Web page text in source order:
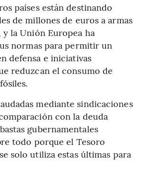
países están destinando
de millones de euros a armas
la Unión Europea ha
normas para permitir un
defensa e iniciativas
reduzcan el consumo de
mediante sindicaciones
con la deuda
gubernamentales
todo porque el Tesoro
solo utiliza estas últimas para